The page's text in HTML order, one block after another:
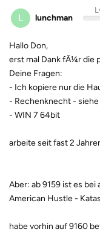
L lunchman
Hallo Don,
erst mal Dank fÃ¼r die
Deine Fragen:
- Ich kopiere nur die
- Rechenknecht -
- WIN 7 64bit
arbeite seit fast 2
Aber: ab 9159 ist es
American Hustle -
habe vorhin auf 9160